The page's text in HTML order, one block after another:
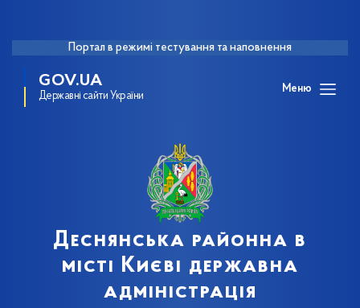
Портал в режимі тестування та наповнення
GOV.UA
Державні сайти України
Меню
Деснянська районна в
місті Києві державна
адміністрація